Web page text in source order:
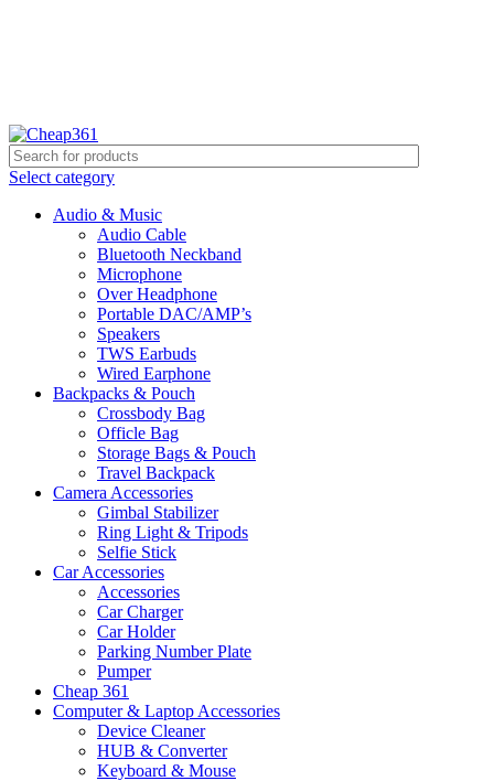
Select category
Audio & Music
Audio Cable
Bluetooth Neckband
Microphone
Over Headphone
Portable DAC/AMP’s
Speakers
TWS Earbuds
Wired Earphone
Backpacks & Pouch
Crossbody Bag
Officle Bag
Storage Bags & Pouch
Travel Backpack
Camera Accessories
Gimbal Stabilizer
Ring Light & Tripods
Selfie Stick
Car Accessories
Accessories
Car Charger
Car Holder
Parking Number Plate
Pumper
Cheap 361
Computer & Laptop Accessories
Device Cleaner
HUB & Converter
Keyboard & Mouse